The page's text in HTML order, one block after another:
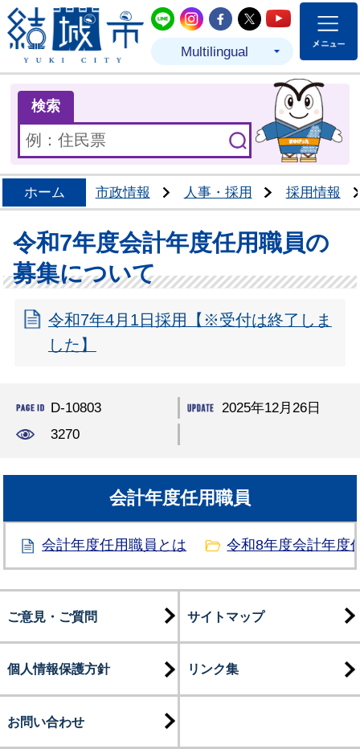
結城市公式LINE
結城市公式Instagram
結城市公式
結城市公式
結城市
Multilingual
検索
ホーム 市政情報 人事・採用 採用情報
令和7年度会計年度任用職員の
募集について
令和7年4月1日採用【※受付は終了しま
した】
D-10803
2025年12月26日
3270
会計年度任用職員
会計年度任用職員とは 令和8年度会計年度
ご意見・ご質問 サイトマップ
個人情報保護方針 リンク集
お問い合わせ